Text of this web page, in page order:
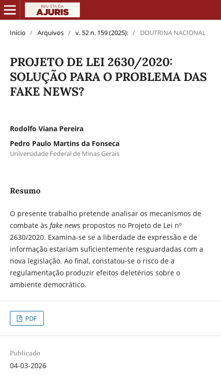
Início / Arquivos / v. 52 n. 159 (2025): / DOUTRINA NACIONAL
PROJETO DE LEI 2630/2020:
SOLUÇÃO PARA O PROBLEMA DAS
FAKE NEWS?
Rodolfo Viana Pereira
Pedro Paulo Martins da Fonseca
Universidade Federal de Minas Gerais
Resumo
O presente trabalho pretende analisar os mecanismos de
combate às fake news propostos no Projeto de Lei nº
2630/2020. Examina-se se a liberdade de expressão e de
informação estariam suficientemente resguardadas com a
nova legislação. Ao final, constatou-se o risco de a
regulamentação produzir efeitos deletérios sobre o
ambiente democrático.
PDF
Publicado
04-03-2026